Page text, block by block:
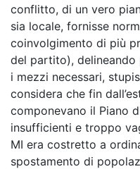
conflitto, di un vero
sia locale, fornisse
coinvolgimento di più
del partito),
i mezzi necessari,
considera che fin
componevano il Piano
insufficienti e troppo
MI era costretto a
spostamento di